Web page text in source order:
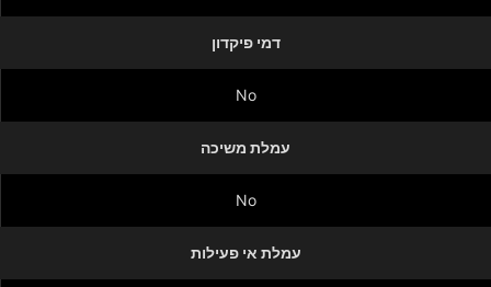
דמי פיקדון
No
עמלת משיכה
No
עמלת אי פעילות